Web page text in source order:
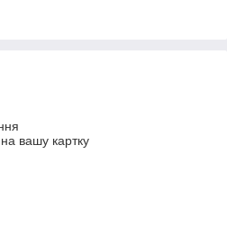
вашу картку